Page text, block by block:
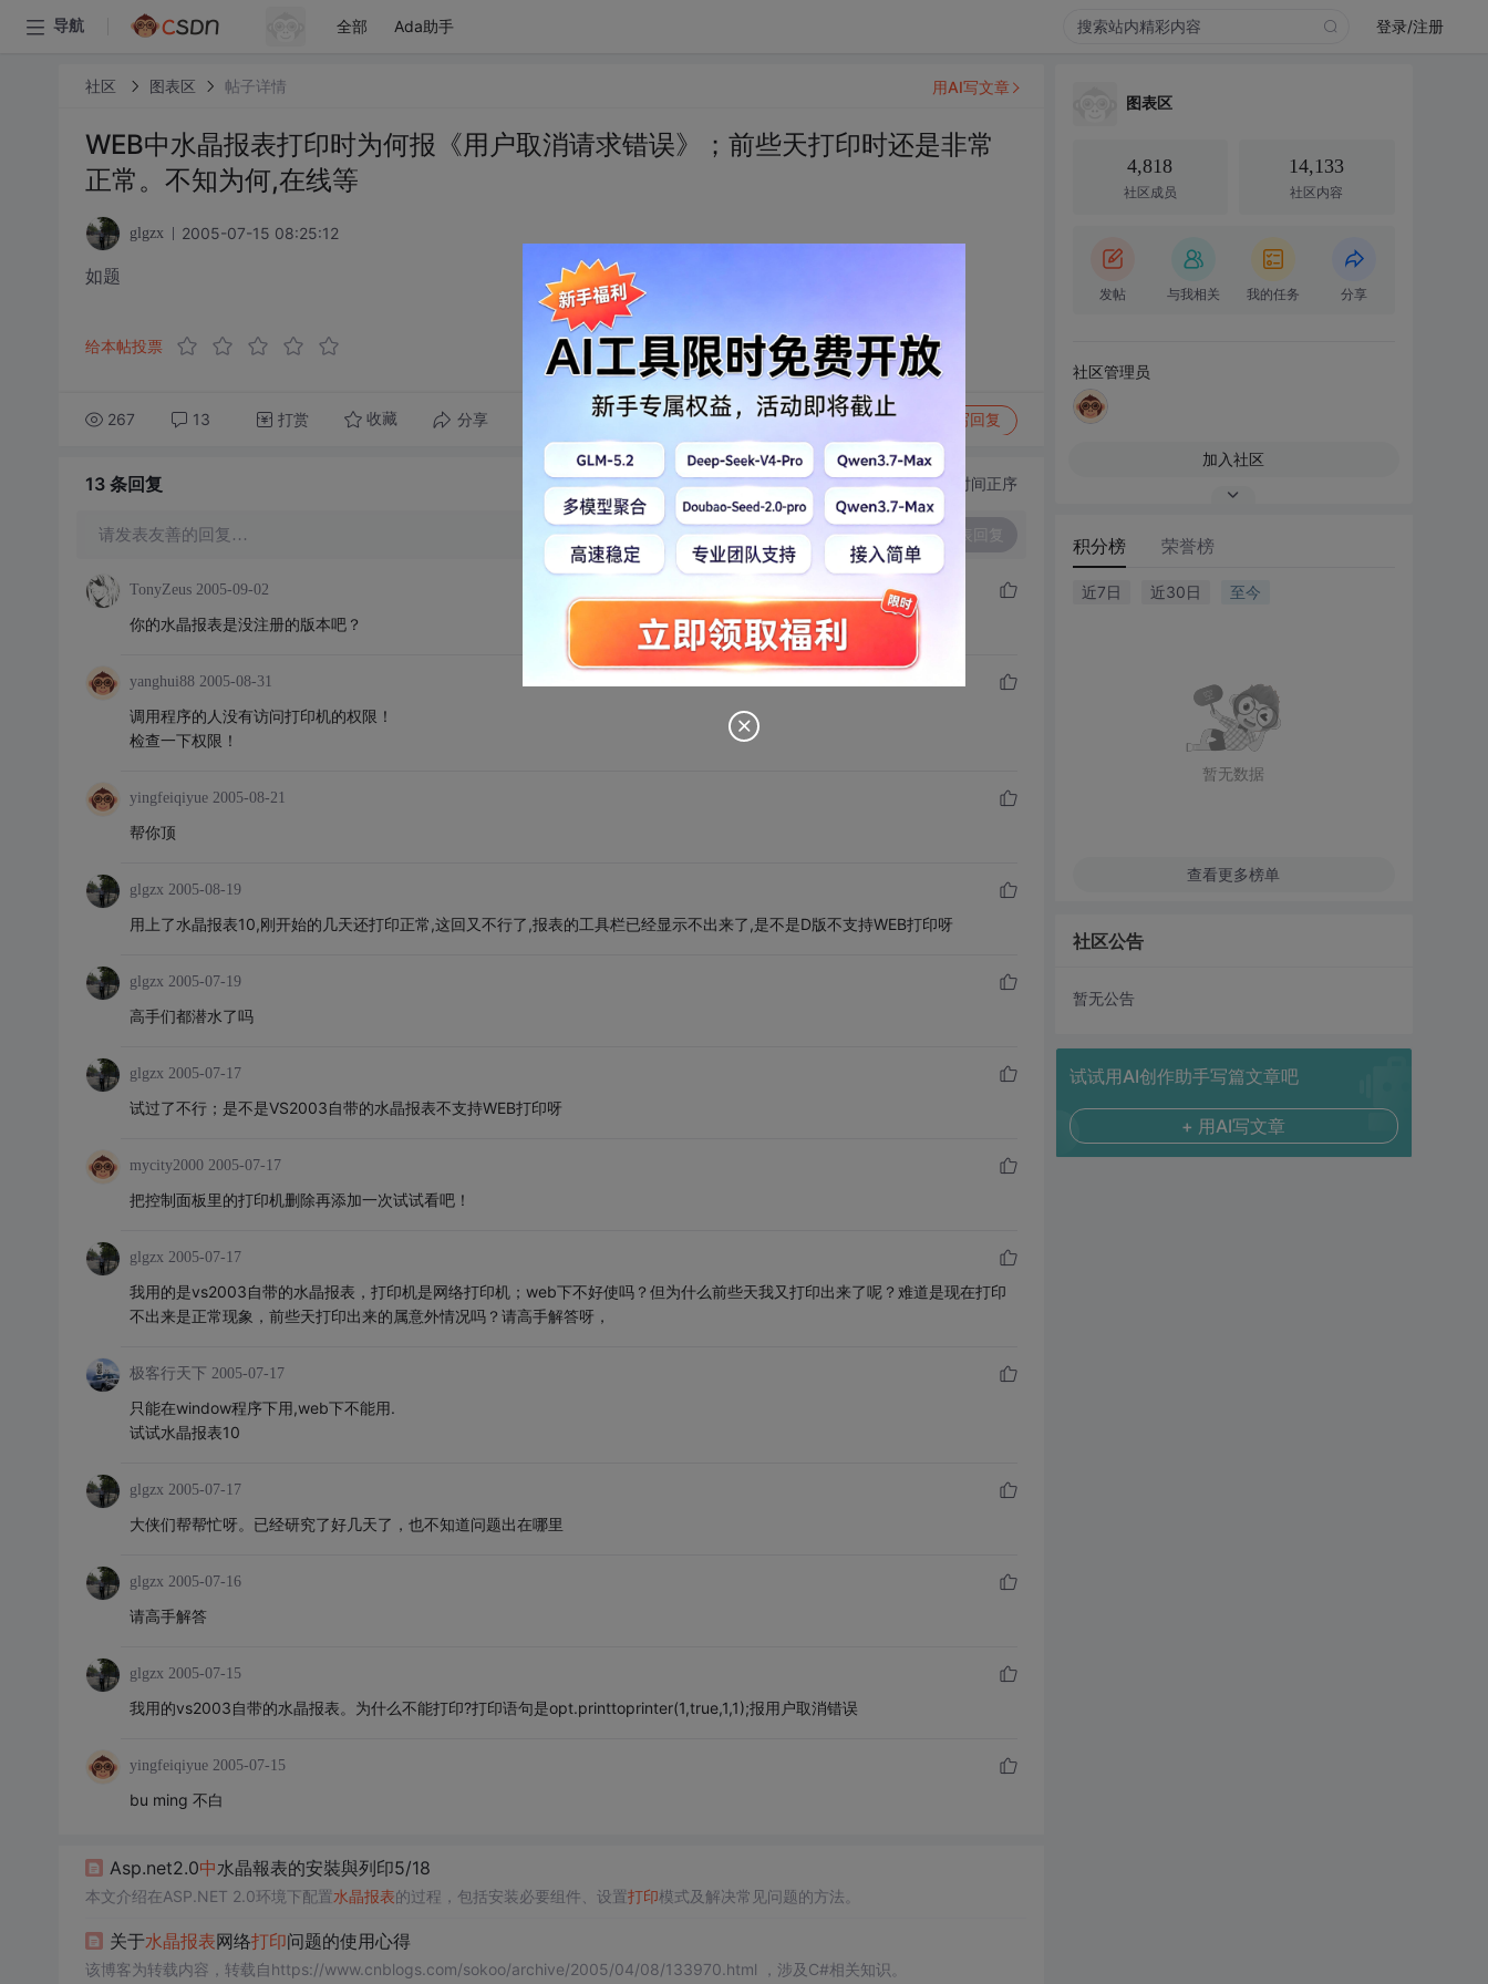
导航 全部 Ada助手 登录/注册
社区 图表区 帖子详情
WEB中水晶报表打印时为何报《用户取消请求错误》；前些天打印时还是非常
正常。不知为何,在线等
glgzx 2005-07-15 08:25:12
如题
给本帖投票
267 13 打赏 收藏 分享 转发到动态 举报 写回复
用AI写文章
13 条回复 切换为时间正序
请发表友善的回复…
TonyZeus 2005-09-02
你的水晶报表是没注册的版本吧？
yanghui88 2005-08-31
调用程序的人没有访问打印机的权限！
检查一下权限！
yingfeiqiyue 2005-08-21
帮你顶
glgzx 2005-08-19
用上了水晶报表10,刚开始的几天还打印正常,这回又不行了,报表的工具栏已经显示不出来了,是不是D版不支持WEB打印呀
glgzx 2005-07-19
高手们都潜水了吗
glgzx 2005-07-17
试过了不行；是不是VS2003自带的水晶报表不支持WEB打印呀
mycity2000 2005-07-17
把控制面板里的打印机删除再添加一次试试看吧！
glgzx 2005-07-17
我用的是vs2003自带的水晶报表，打印机是网络打印机；web下不好使吗？但为什么前些天我又打印出来了呢？难道是现在打印
不出来是正常现象，前些天打印出来的属意外情况吗？请高手解答呀，
极客行天下 2005-07-17
只能在window程序下用,web下不能用.
试试水晶报表10
glgzx 2005-07-17
大侠们帮帮忙呀。已经研究了好几天了，也不知道问题出在哪里
glgzx 2005-07-16
请高手解答
glgzx 2005-07-15
我用的vs2003自带的水晶报表。为什么不能打印?打印语句是opt.printtoprinter(1,true,1,1);报用户取消错误
yingfeiqiyue 2005-07-15
bu ming 不白
Asp.net2.0中水晶報表的安裝與列印5/18
本文介绍在ASP.NET 2.0环境下配置水晶报表的过程，包括安装必要组件、设置打印模式及解决常见问题的方法。
关于水晶报表网络打印问题的使用心得
该博客为转载内容，转载自https://www.cnblogs.com/sokoo/archive/2005/04/08/133970.html ，涉及C#相关知识。
图表区
4,818
社区成员
14,133
社区内容
发帖 与我相关 我的任务 分享
社区管理员
加入社区
积分榜 荣誉榜
近7日 近30日 至今
暂无数据
查看更多榜单
社区公告
暂无公告
试试用AI创作助手写篇文章吧
+ 用AI写文章